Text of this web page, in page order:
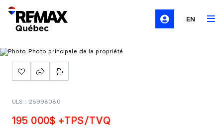
EN
195 000$ +TPS/TVQ
ULS : 25998080